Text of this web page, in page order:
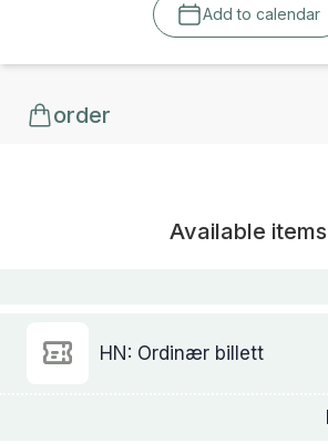
Add to calendar
order
Available items
HN: Ordinær billett